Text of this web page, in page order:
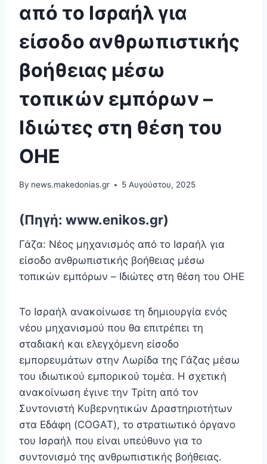
από το Ισραήλ για
είσοδο ανθρωπιστικής
βοήθειας μέσω
τοπικών εμπόρων –
Ιδιώτες στη θέση του
ΟΗΕ
By news.makedonias.gr 5 Αυγούστου, 2025
(Πηγή: www.enikos.gr)
Γάζα: Νέος μηχανισμός από το Ισραήλ για
είσοδο ανθρωπιστικής βοήθειας μέσω
τοπικών εμπόρων – Ιδιώτες στη θέση του ΟΗΕ
Το Ισραήλ ανακοίνωσε τη δημιουργία ενός
νέου μηχανισμού που θα επιτρέπει τη
σταδιακή και ελεγχόμενη είσοδο
εμπορευμάτων στην Λωρίδα της Γάζας μέσω
του ιδιωτικού εμπορικού τομέα. Η σχετική
ανακοίνωση έγινε την Τρίτη από τον
Συντονιστή Κυβερνητικών Δραστηριοτήτων
στα Εδάφη (COGAT), το στρατιωτικό όργανο
του Ισραήλ που είναι υπεύθυνο για το
συντονισμό της ανθρωπιστικής βοήθειας.